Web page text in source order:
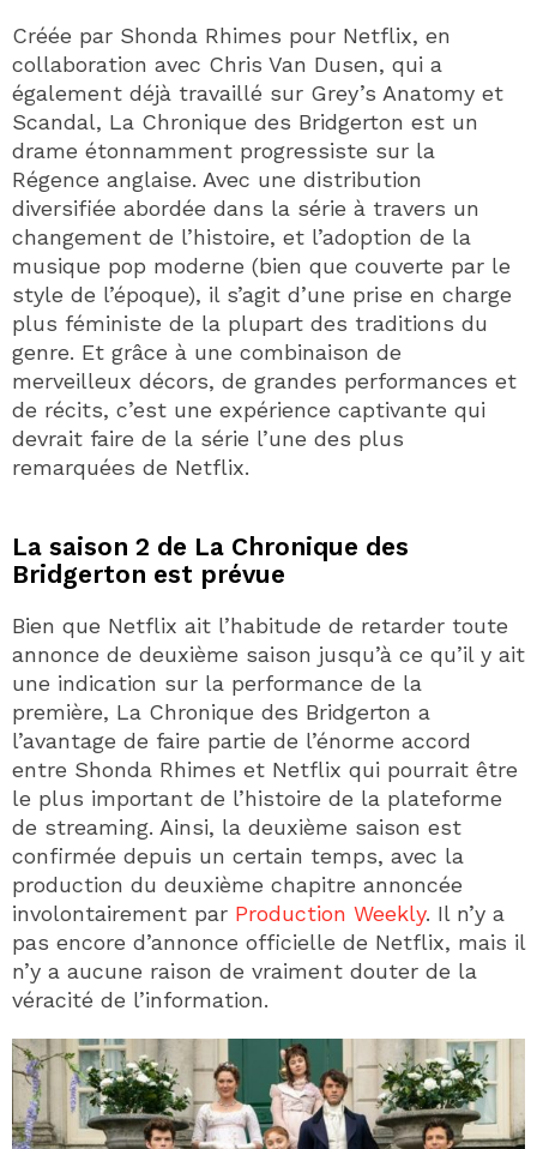
Créée par Shonda Rhimes pour Netflix, en
collaboration avec Chris Van Dusen, qui a
également déjà travaillé sur Grey’s Anatomy et
Scandal, La Chronique des Bridgerton est un
drame étonnamment progressiste sur la
Régence anglaise. Avec une distribution
diversifiée abordée dans la série à travers un
changement de l’histoire, et l’adoption de la
musique pop moderne (bien que couverte par le
style de l’époque), il s’agit d’une prise en charge
plus féministe de la plupart des traditions du
genre. Et grâce à une combinaison de
merveilleux décors, de grandes performances et
de récits, c’est une expérience captivante qui
devrait faire de la série l’une des plus
remarquées de Netflix.
La saison 2 de La Chronique des
Bridgerton est prévue
Bien que Netflix ait l’habitude de retarder toute
annonce de deuxième saison jusqu’à ce qu’il y ait
une indication sur la performance de la
première, La Chronique des Bridgerton a
l’avantage de faire partie de l’énorme accord
entre Shonda Rhimes et Netflix qui pourrait être
le plus important de l’histoire de la plateforme
de streaming. Ainsi, la deuxième saison est
confirmée depuis un certain temps, avec la
production du deuxième chapitre annoncée
involontairement par Production Weekly. Il n’y a
pas encore d’annonce officielle de Netflix, mais il
n’y a aucune raison de vraiment douter de la
véracité de l’information.